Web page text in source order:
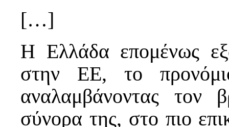
[…]
Η Ελλάδα επομένως
στην ΕΕ, το
αναλαμβάνοντας τον
σύνορα της, στο πιο